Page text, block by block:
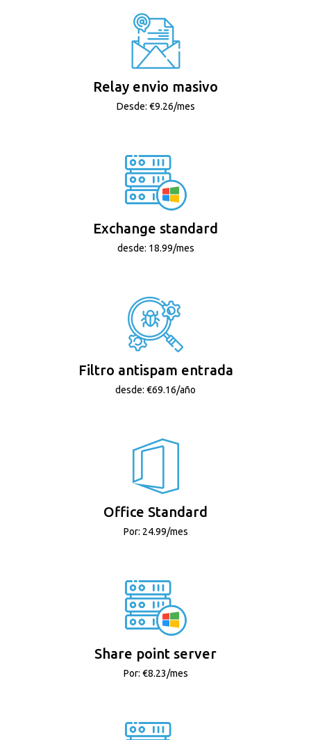
Relay envio masivo
Desde: €9.26/mes
Exchange standard
desde: 18.99/mes
Filtro antispam entrada
desde: €69.16/año
Office Standard
Por: 24.99/mes
Share point server
Por: €8.23/mes